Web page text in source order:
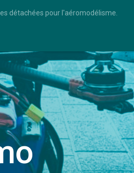
détachées pour l'aéromodélisme.